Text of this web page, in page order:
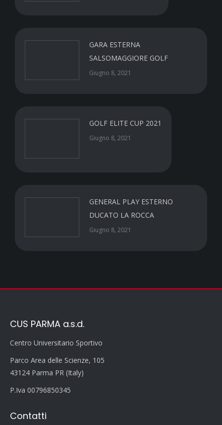
GARA ESTERNA
SALSOMAGGIORE GOLF
Giugno 8, 2021
GOLF ELITE CUP 2021
Giugno 8, 2021
GENERAL PLAY ESTERNO
DUCATO LA ROCCA
Giugno 8, 2021
CUS PARMA a.s.d.
Centro Universitario Sportivo
Parco Area delle Scienze, 105
43124 Parma PR (Italy)
P.Iva 00796850345
Contatti